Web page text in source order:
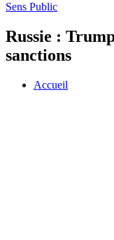
Sens Public
Russie :
sanctions
Accueil